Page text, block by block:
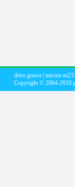
driss grawa micom
Copyright © 2004-2010